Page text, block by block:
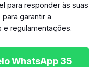
para responder às suas
garantir a
regulamentações.
WhatsApp 35